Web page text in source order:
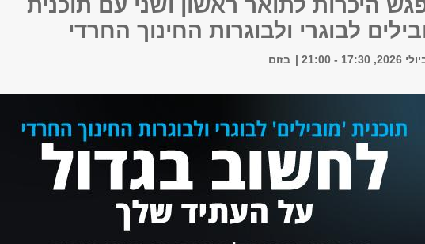
היכרות לתואר ראשון ושני עם תוכנית
לבוגרי ולבוגרות החינוך החרדי
בזום